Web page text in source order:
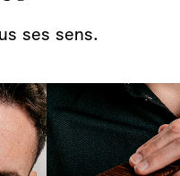
ses sens.